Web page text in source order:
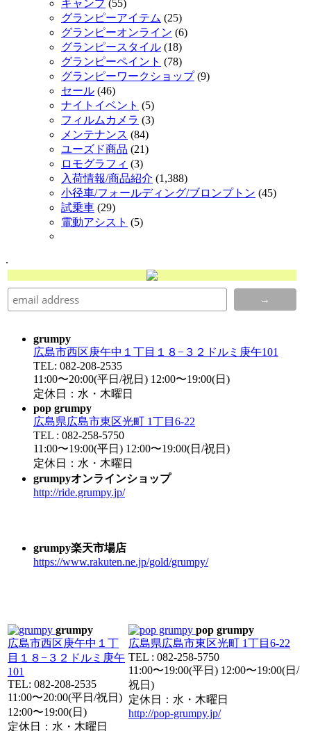
キャンプ(55)
グランピーアイテム (25)
グランピーオンライン (6)
グランピースタイル (18)
グランピーペイント (78)
グランピーワークショップ(9)
セール (46)
ナイトイベント (5)
フィルムカメラ (3)
メンテナンス (84)
ユーズド商品 (21)
ロモグラフィ (3)
入荷情報/商品紹介 (1,388)
小径車/フォールディング/ブロンプトン (45)
試乗車 (29)
電動アシスト (5)
.
grumpy
広島市西区庚午中１丁目１８−３２ドルミ庚午101
TEL: 082-208-2535
11:00〜20:00(平日/祝日) 12:00〜19:00(日)
定休日：水・木曜日
pop grumpy
広島県広島市東区光町 1丁目6-22
TEL : 082-258-5750
11:00〜19:00(平日) 12:00〜19:00(日/祝日)
定休日：水・木曜日
grumpyオンラインショップ
http://ride.grumpy.jp/
grumpy楽天市場店
https://www.rakuten.ne.jp/gold/grumpy/
grumpy
広島市西区庚午中１丁
目１８−３２ドルミ庚午
101
TEL: 082-208-2535
11:00〜20:00(平日/祝日)
12:00〜19:00(日)
定休日：水・木曜日
pop grumpy
広島県広島市東区光町 1丁目6-22
TEL : 082-258-5750
11:00〜19:00(平日) 12:00〜19:00(日/
祝日)
定休日：水・木曜日
http://pop-grumpy.jp/